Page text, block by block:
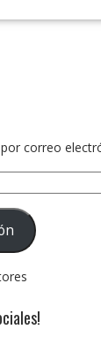
correo